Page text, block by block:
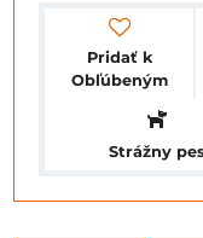
Pridať k
Obľúbeným
Strážny